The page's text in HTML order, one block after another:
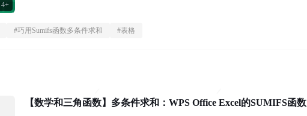
4+
#巧用Sumifs函数多条件求和 #表格
【数学和三角函数】多条件求和：WPS Office Excel的SUMIFS函数